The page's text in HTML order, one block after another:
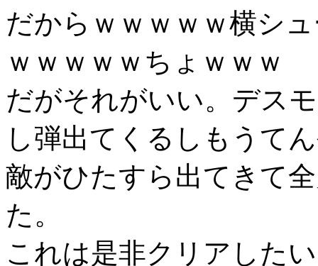
だからｗｗｗｗｗ横シ
ｗｗｗｗｗちょｗｗｗ
だがそれがいい。デス
し弾出てくるしもうて
敵がひたすら出てきて
た。
これは是非クリアした